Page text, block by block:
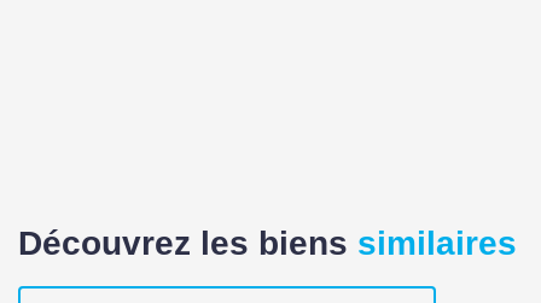
du DPE
Découvrez les biens similaires